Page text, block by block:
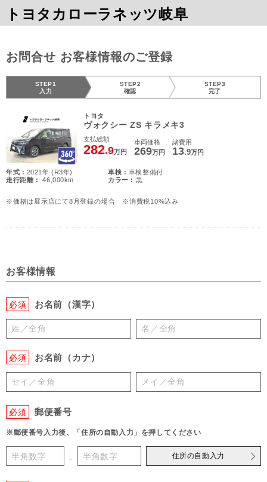
トヨタカローラネッツ岐阜
お問合せ お客様情報のご登録
STEP1
入力
STEP2
確認
STEP3
完了
トヨタ
ヴォクシー ZS キラメキ3
支払総額
282.9万円
車両価格
269万円
諸費用
13.9万円
年式 : 2021年 (R3年) 車検 : 車検整備付
走行距離 :
46,000km カラー : 黒
※価格は展示店にて8月登録の場合 ※消費税10%込み
お客様情報
必須 お名前（漢字）
必須 お名前（カナ）
必須 郵便番号
※郵便番号入力後、「住所の自動入力」を押してください
- 住所の自動入力